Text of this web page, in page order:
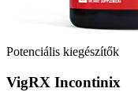
Potenciális kiegészítők
VigRX Incontinix